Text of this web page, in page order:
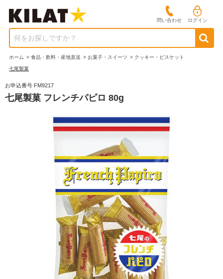
問い合わせ ログイン
何をお探しですか？
ホーム > 食品・飲料・産地直送 > お菓子・スイーツ > クッキー・ビスケット
七尾製菓
お申込番号 FM9217
七尾製菓 フレンチパピロ 80g